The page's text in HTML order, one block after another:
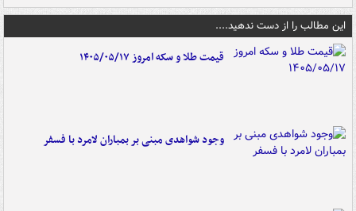
این مطالب را از دست ندهید....
قیمت طلا و سکه امروز ۱۴۰۵/۰۵/۱۷
وجود شواهدی مبنی بر بمباران لامرد با فسفر